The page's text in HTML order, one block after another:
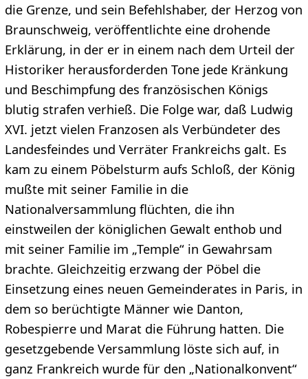
die Grenze, und sein Befehlshaber, der Herzog von
Braunschweig, veröffentlichte eine drohende
Erklärung, in der er in einem nach dem Urteil der
Historiker herausforderden Tone jede Kränkung
und Beschimpfung des französischen Königs
blutig strafen verhieß. Die Folge war, daß Ludwig
XVI. jetzt vielen Franzosen als Verbündeter des
Landesfeindes und Verräter Frankreichs galt. Es
kam zu einem Pöbelsturm aufs Schloß, der König
mußte mit seiner Familie in die
Nationalversammlung flüchten, die ihn
einstweilen der königlichen Gewalt enthob und
mit seiner Familie im „Temple“ in Gewahrsam
brachte. Gleichzeitig erzwang der Pöbel die
Einsetzung eines neuen Gemeinderates in Paris, in
dem so berüchtigte Männer wie Danton,
Robespierre und Marat die Führung hatten. Die
gesetzgebende Versammlung löste sich auf, in
ganz Frankreich wurde für den „Nationalkonvent“